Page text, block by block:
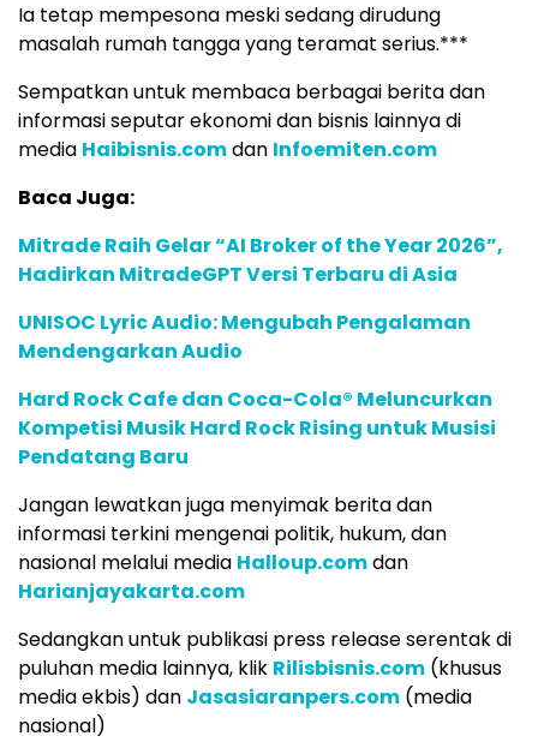
Ia tetap mempesona meski sedang dirudung
masalah rumah tangga yang teramat serius.***
Sempatkan untuk membaca berbagai berita dan
informasi seputar ekonomi dan bisnis lainnya di
media Haibisnis.comdan Infoemiten.com
Baca Juga:
Mitrade Raih Gelar “AI Broker of the Year 2026”,
Hadirkan MitradeGPT Versi Terbaru di Asia
UNISOC Lyric Audio: Mengubah Pengalaman
Mendengarkan Audio
Hard Rock Cafe dan Coca-Cola® Meluncurkan
Kompetisi Musik Hard Rock Rising untuk Musisi
Pendatang Baru
Jangan lewatkan juga menyimak berita dan
informasi terkini mengenai politik, hukum, dan
nasional melalui media Halloup.comdan
Harianjayakarta.com
Sedangkan untuk publikasi press release serentak di
puluhan media lainnya, klik Rilisbisnis.com (khusus
media ekbis) dan Jasasiaranpers.com (media
nasional)